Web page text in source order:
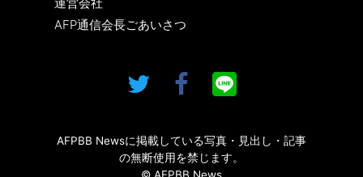
AFP通信会長ごあいさつ
AFPBB Newsに掲載している写真・見出し・記事
の無断使用を禁じます。